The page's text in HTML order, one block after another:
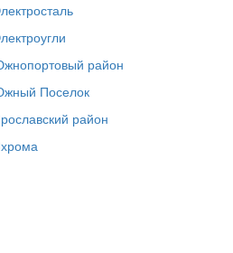
район
Поселок
район